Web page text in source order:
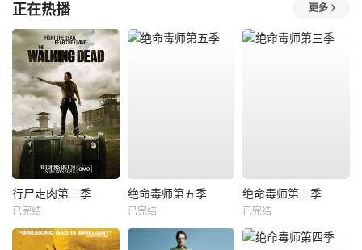
正在热播 更多
行尸走肉第三季
已完结
绝命毒师第五季
已完结
绝命毒师第三季
已完结